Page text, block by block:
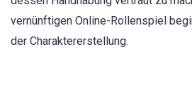
vernünftigen Online-Rollenspiel
der Charaktererstellung.